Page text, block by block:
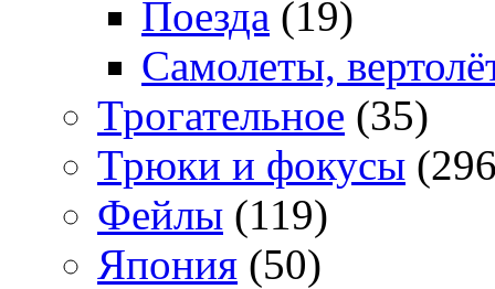
Поезда (19)
Самолеты,
Трогательное (35)
Трюки и фокусы
Фейлы (119)
Япония (50)